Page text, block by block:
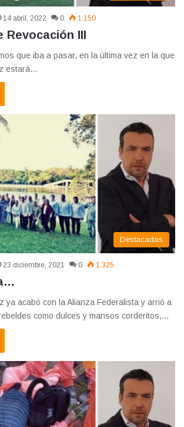
14 abril, 2022 0 1.150
Revocación III
que iba a pasar, en la última vez en la que
estará…
Destacadas
23 diciembre, 2021 0 1.325
ya acabó con la Alianza Federalista y arrió a
como dulces y mansos corderitos,…